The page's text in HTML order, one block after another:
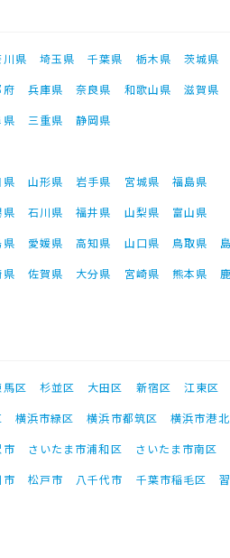
川県 埼玉県 千葉県 栃木県 茨城県
府 兵庫県 奈良県 和歌山県
滋賀県
県 三重県
静岡県
県 山形県 岩手県 宮城県
福島県
県 石川県 福井県 山梨県
富山県
県 愛媛県 高知県 山口県 鳥取県
県 佐賀県 大分県 宮崎県 熊本県
馬区 杉並区 大田区 新宿区 江東区
横浜市緑区 横浜市都筑区 横浜市港
市 さいたま市浦和区 さいたま市南区
市 松戸市 八千代市 千葉市稲毛区